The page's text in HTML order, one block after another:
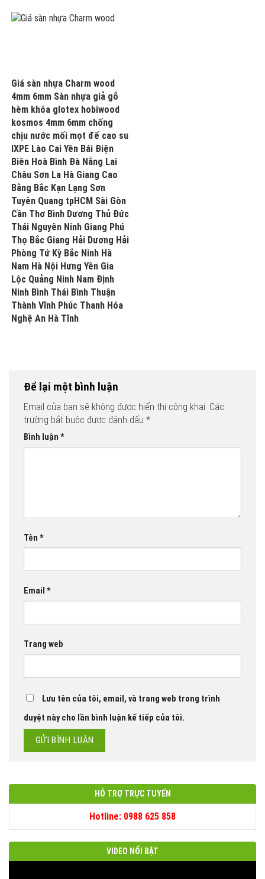
Giá sàn nhựa Charm wood
4mm 6mm Sàn nhựa giả gỗ
hèm khóa glotex hobiwood
kosmos 4mm 6mm chống
chịu nước mối mọt đế cao su
IXPE Lào Cai Yên Bái Điện
Biên Hoà Bình Đà Nẵng Lai
Châu Sơn La Hà Giang Cao
Bằng Bắc Kạn Lạng Sơn
Tuyên Quang tpHCM Sài Gòn
Cần Thơ Bình Dương Thủ Đức
Thái Nguyên Ninh Giang Phú
Thọ Bắc Giang Hải Dương Hải
Phòng Tứ Kỳ Bắc Ninh Hà
Nam Hà Nội Hưng Yên Gia
Lộc Quảng Ninh Nam Định
Ninh Bình Thái Bình Thuận
Thành Vĩnh Phúc Thanh Hóa
Nghệ An Hà Tĩnh
Để lại một bình luận
Email của bạn sẽ không được hiển thị công khai. Các
trường bắt buộc được đánh dấu *
Bình luận *
Tên *
Email *
Trang web
Lưu tên của tôi, email, và trang web trong trình
duyệt này cho lần bình luận kế tiếp của tôi.
HỖ TRỢ TRỰC TUYẾN
Hotline: 0988 625 858
VIDEO NỔI BẬT